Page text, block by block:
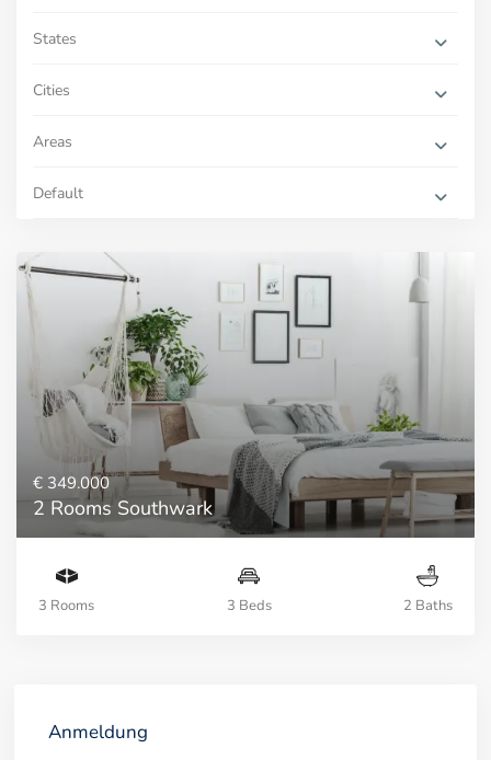
States
Cities
Areas
Default
€ 349.000
2 Rooms Southwark
3 Rooms 3 Beds 2 Baths
Anmeldung